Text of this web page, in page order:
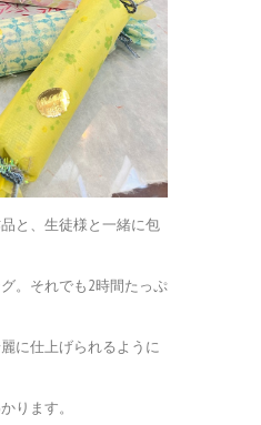
と、生徒様と一緒に包
。それでも2時間たっぷ
に仕上げられるように
ります。